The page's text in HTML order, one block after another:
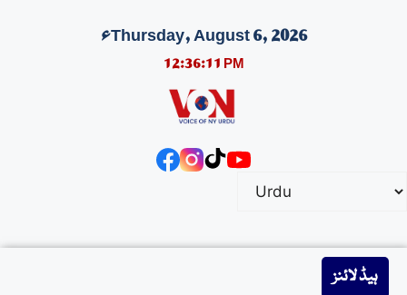
Thursday, August 6, 2026ء
12:36:12 PM
ہیڈ لائنز